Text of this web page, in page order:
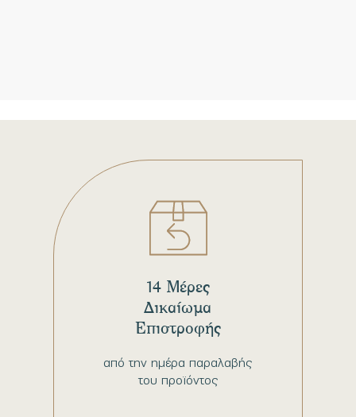
από την ημέρα παραλαβής
του προϊόντος
14 Μέρες
Δικαίωμα
Επιστροφής